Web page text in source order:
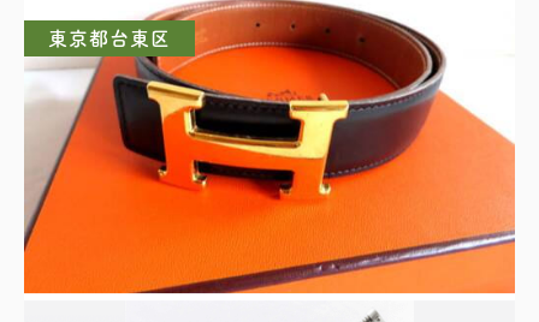
東京都台東区